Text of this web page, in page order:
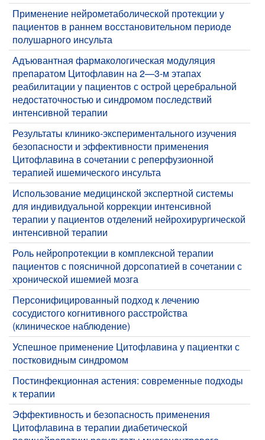
Применение нейрометаболической протекции у
пациентов в раннем восстановительном периоде
полушарного инсульта
Адъювантная фармакологическая модуляция
препаратом Цитофлавин на 2—3-м этапах
реабилитации у пациентов с острой церебральной
недостаточностью и синдромом последствий
интенсивной терапии
Результаты клинико-экспериментального изучения
безопасности и эффективности применения
Цитофлавина в сочетании с реперфузионной
терапией ишемического инсульта
Использование медицинской экспертной системы
для индивидуальной коррекции интенсивной
терапии у пациентов отделений нейрохирургической
интенсивной терапии
Роль нейропротекции в комплексной терапии
пациентов с поясничной дорсопатией в сочетании с
хронической ишемией мозга
Персонифицированный подход к лечению
сосудистого когнитивного расстройства
(клиническое наблюдение)
​Успешное применение Цитофлавина у пациентки с
постковидным синдромом
Постинфекционная астения: современные подходы
к терапии
​Эффективность и безопасность применения
Цитофлавина в терапии диабетической